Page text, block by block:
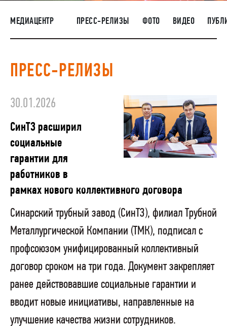
НАШИ ЛЮДИ
ОКРУЖАЮЩАЯ СРЕДА
РАСКРЫТИЕ ИНФОРМАЦИИ
ЗАКУПКИ
МЕДИАЦЕНТР ПРЕСС-РЕЛИЗЫ ФОТО ВИДЕО
ПРЕСС-РЕЛИЗЫ
30.01.2026
СинТЗ расширил
социальные
гарантии для
работников в
рамках нового коллективного договора
Синарский трубный завод (СинТЗ), филиал Трубной
Металлургической Компании (ТМК), подписал с
профсоюзом унифицированный коллективный
договор сроком на три года. Документ закрепляет
ранее действовавшие социальные гарантии и
вводит новые инициативы, направленные на
улучшение качества жизни сотрудников.